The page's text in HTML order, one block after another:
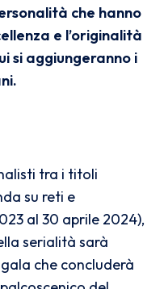
che hanno
e l’originalità
si aggiungeranno i
tra i titoli
su reti e
al 30 aprile 2024),
serialità sarà
che concluderà